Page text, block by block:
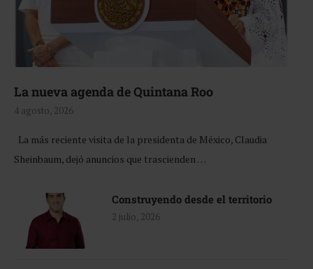
La nueva agenda de Quintana Roo
4 agosto, 2026
La más reciente visita de la presidenta de México, Claudia
Sheinbaum, dejó anuncios que trascienden …
Construyendo desde el territorio
2 julio, 2026